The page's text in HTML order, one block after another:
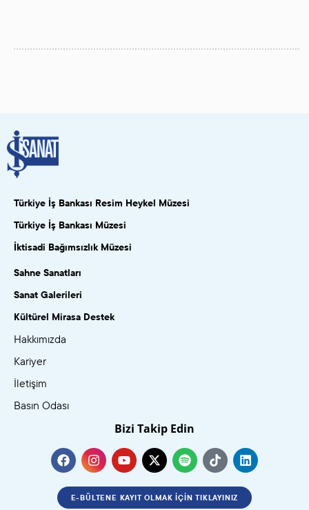
Türkiye İş Bankası Resim Heykel Müzesi
Türkiye İş Bankası Müzesi
İktisadi Bağımsızlık Müzesi
Sahne Sanatları
Sanat Galerileri
Kültürel Mirasa Destek
Hakkımızda
Kariyer
İletişim
Basın Odası
Bizi Takip Edin
E-BÜLTENE KAYIT OLMAK İÇIN TIKLAYINIZ